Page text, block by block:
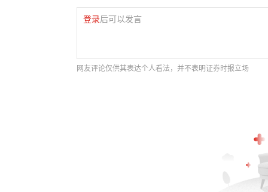
登录后可以发言
网友评论仅供其表达个人看法，并不表明证券时报立场